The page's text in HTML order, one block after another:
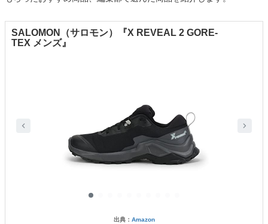
SALOMON（サロモン）『X REVEAL 2 GORE-
TEX メンズ』
出典： Amazon